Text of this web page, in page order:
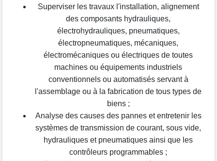
Superviser les travaux l'installation, alignement
des composants hydrauliques,
électrohydrauliques, pneumatiques,
électropneumatiques, mécaniques,
électromécaniques ou électriques de toutes
machines ou équipements industriels
conventionnels ou automatisés servant à
l'assemblage ou à la fabrication de tous types de
biens ;
Analyse des causes des pannes et entretenir les
systèmes de transmission de courant, sous vide,
hydrauliques et pneumatiques ainsi que les
contrôleurs programmables ;